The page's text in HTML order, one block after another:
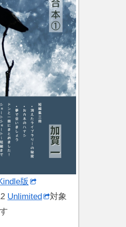
版
Unlimited
対象